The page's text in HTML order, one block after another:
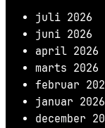
juli 2026
juni 2026
april 2026
marts 2026
februar
januar 2026
december